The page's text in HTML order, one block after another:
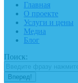
Главная
О проекте
Услуги и цены
Медиа
Блог
Поиск: